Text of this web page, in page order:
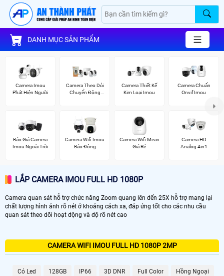
DANH MỤC SẢN PHẨM
Camera Imou
Phát Hiện Người
Camera Theo Dỏi
Chuyển Động
Camera Thiết Kế
Kim Loại Imou
Camera Chuẩn
Onvif Imou
Báo Giá Camera
Imou Ngoài Trời
Camera Wifi Imou
Báo Động
Camera Wifi Meari
Giá Rẻ
Camera HD
Analog 4in1
LẮP CAMERA IMOU FULL HD 1080P
Camera quan sát hỗ trợ chức năng Zoom quang lên đến 25X hỗ trợ mang lại
chất lượng hình ảnh rõ nét ở khoảng cách xa, đáp ứng tốt cho các nhu cầu
quan sát theo dõi hoạt động và độ rõ nét cao
CAMERA WIFI IMOU FULL HD 1080P 2MP
Có Led 128GB IP66 3D DNR Full Color Hồng Ngoại